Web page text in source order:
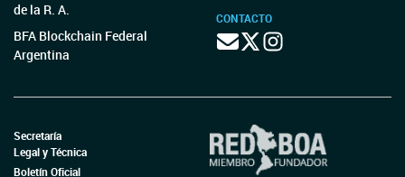
de la R. A.
BFA Blockchain Federal
Argentina
CONTACTO
Secretaría
Legal y Técnica
Boletín Oficial